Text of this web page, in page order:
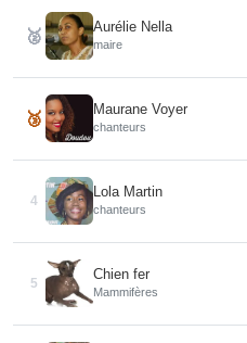
🥈 Aurélie Nella
maire
🥉 Maurane Voyer
chanteurs
4
Lola Martin
chanteurs
5
Chien fer
Mammifères